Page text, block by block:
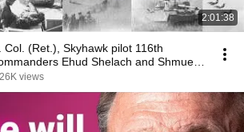
2:01:38
Col. (Ret.), Skyhawk pilot 116th
Ehud Shelach and Shmuel
26K views